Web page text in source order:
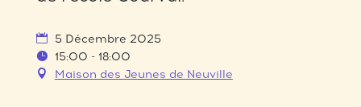
5 Décembre 2025
15:00 - 18:00
Maison des Jeunes de Neuville